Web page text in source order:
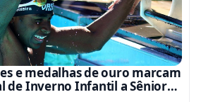
e medalhas de ouro marcam
de Inverno Infantil a Sênior